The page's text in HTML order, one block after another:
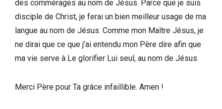
des commérages au nom de Jésus. Parce que je suis
disciple de Christ, je ferai un bien meilleur usage de ma
langue au nom de Jésus. Comme mon Maître Jésus, je
ne dirai que ce que j’ai entendu mon Père dire afin que
ma vie serve à Le glorifier Lui seul, au nom de Jésus.
Merci Père pour Ta grâce infaillible. Amen !